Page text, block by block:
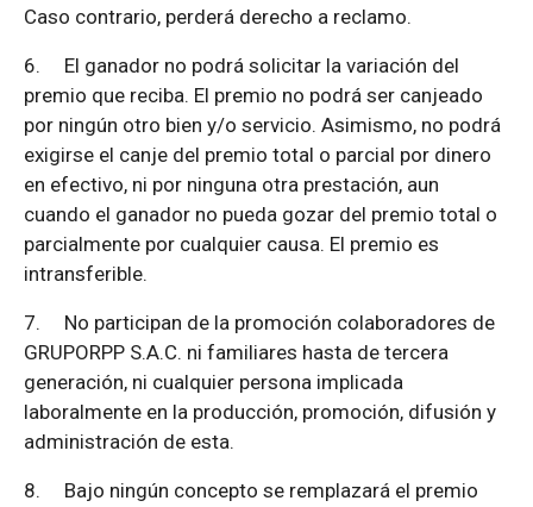
Caso contrario, perderá derecho a reclamo.
6. El ganador no podrá solicitar la variación del
premio que reciba. El premio no podrá ser canjeado
por ningún otro bien y/o servicio. Asimismo, no podrá
exigirse el canje del premio total o parcial por dinero
en efectivo, ni por ninguna otra prestación, aun
cuando el ganador no pueda gozar del premio total o
parcialmente por cualquier causa. El premio es
intransferible.
7. No participan de la promoción colaboradores de
GRUPORPP S.A.C. ni familiares hasta de tercera
generación, ni cualquier persona implicada
laboralmente en la producción, promoción, difusión y
administración de esta.
8. Bajo ningún concepto se remplazará el premio